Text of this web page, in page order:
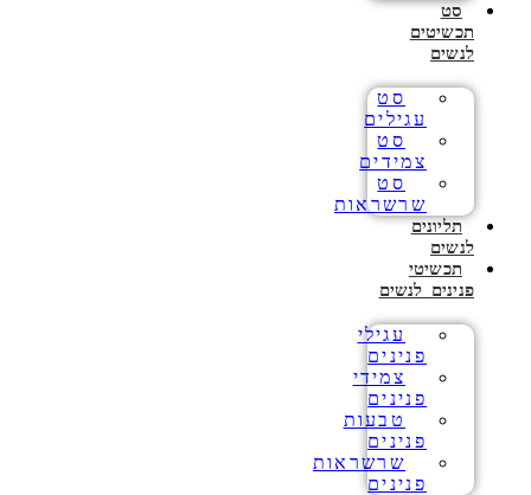
סט
תכשיטים
לנשים
סט
עגילים
סט
צמידים
סט
שרשראות
תליונים
לנשים
תכשיטי
פנינים לנשים
עגילי
פנינים
צמידי
פנינים
טבעות
פנינים
שרשראות
פנינים